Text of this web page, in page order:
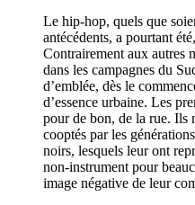
Le hip-hop, quels que
antécédents, a pourtant
Contrairement aux autres
dans les campagnes du
d’emblée, dès le
d’essence urbaine. Les
pour de bon, de la rue. Ils
cooptés par les
noirs, lesquels leur ont
non-instrument pour
image négative de leur